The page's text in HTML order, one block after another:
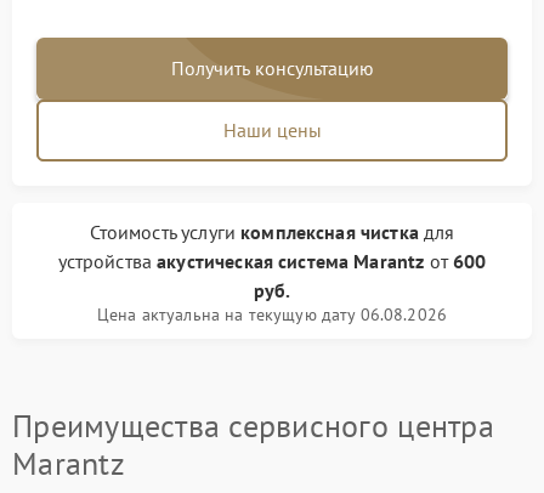
Получить консультацию
Наши цены
Стоимость услуги комплексная чистка для
устройстваакустическая система Marantz от600
руб.
Цена актуальна на текущую дату 06.08.2026
Преимущества сервисного центра
Marantz